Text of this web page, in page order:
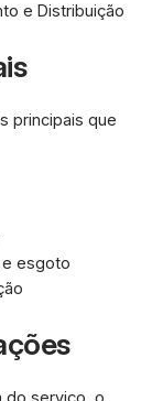
e Distribuição
principais que
esgoto